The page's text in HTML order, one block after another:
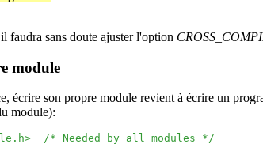
il faudra sans doute ajuster l'option
module
écrire son propre module revient à écrire un
module):
/* Needed by all modules */